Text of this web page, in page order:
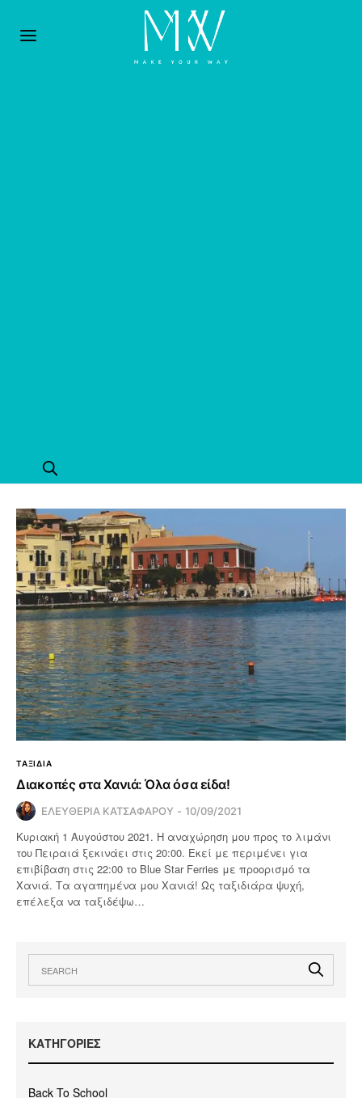
ΤΑΞΙΔΙΑ
Διακοπές στα Χανιά: Όλα όσα είδα!
ΕΛΕΥΘΕΡΙΑ ΚΑΤΣΑΦΑΡΟΥ 10/09/2021
Κυριακή 1 Αυγούστου 2021. Η αναχώρηση μου προς το λιμάνι
του Πειραιά ξεκινάει στις 20:00. Εκεί με περιμένει για
επιβίβαση στις 22:00 το Blue Star Ferries με προορισμό τα
Χανιά. Τα αγαπημένα μου Χανιά! Ως ταξιδιάρα ψυχή,
επέλεξα να ταξιδέψω…
KΑΤΗΓΟΡΙΕΣ
Back To School